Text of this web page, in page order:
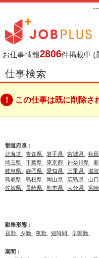
お仕事情報2806件掲載中 (
仕事検索
この仕事は既に削除さ
都道府県：
北海道
青森県 岩手県 宮城県 秋
埼玉県
千葉県 東京都 神奈川県
岐阜県
静岡県 愛知県 三重県 滋
鳥取県
島根県 岡山県 広島県 山
佐賀県
長崎県 熊本県 大分県 宮
勤務形態：
昼勤
夕勤 夜勤 短時間 早朝勤
期間：